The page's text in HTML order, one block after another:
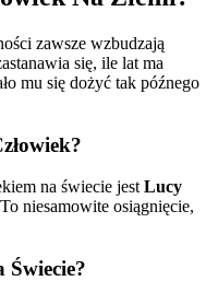
zawsze wzbudzają
się, ile lat ma
mu się dożyć tak późnego
na świecie jest Lucy
niesamowite osiągnięcie,
Świecie?